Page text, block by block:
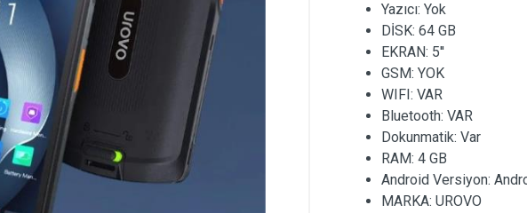
Yazıcı: Yok
DİSK: 64 GB
EKRAN: 5''
GSM: YOK
WIFI: VAR
Bluetooth: VAR
Dokunmatik: Var
RAM: 4 GB
Android Versiyon:
MARKA: UROVO